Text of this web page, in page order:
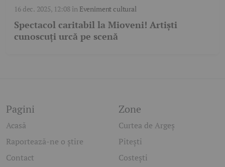
16 dec. 2025, 12:08în Eveniment cultural
Spectacol caritabil la Mioveni! Artiști
cunoscuți urcă pe scenă
Pagini
Acasă
Raportează-ne o știre
Contact
Zone
Curtea de Argeș
Pitești
Costești